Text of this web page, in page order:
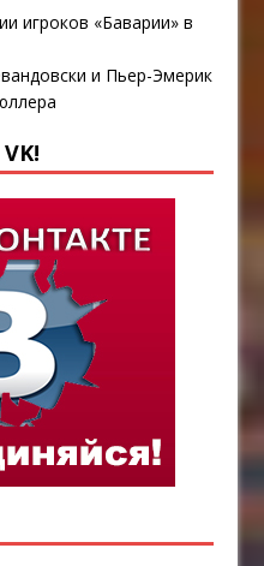
игроков «Баварии» в
и Пьер-Эмерик